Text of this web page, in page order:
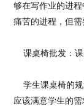
够在写作业的进
痛苦的进程，但需
课桌椅批发：课
学生课桌椅的规
应该满意学生的